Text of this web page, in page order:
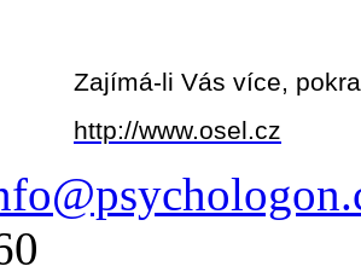
Zajímá-li Vás více,
http://www.osel.cz